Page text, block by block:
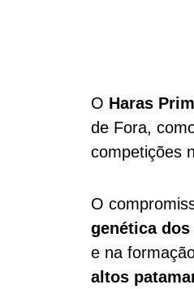
O Haras
de Fora,
competições
O
genética
e na
altos